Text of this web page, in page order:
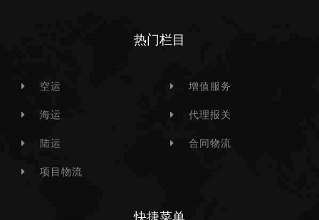
热门栏目
空运
海运
陆运
项目物流
增值服务
代理报关
合同物流
快捷菜单